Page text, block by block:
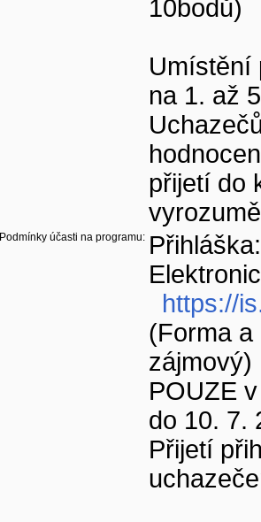
10bodů)
Umístění
na 1. až
přijetí do
Podmínky účasti na programu: Přihláška:
https://
(Forma a
zájmový)
POUZE
do 10. 7.
Přijetí